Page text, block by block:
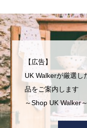
【広告】
UK Walkerが厳選し
品をご案内します
～Shop UK Walker～